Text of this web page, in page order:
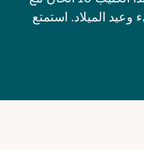
الميلاد. استمتع